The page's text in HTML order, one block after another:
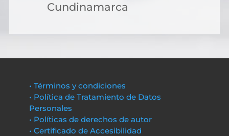
Cundinamarca
• Términos y condiciones
• Política de Tratamiento de Datos
Personales
• Políticas de derechos de autor
• Certificado de Accesibilidad